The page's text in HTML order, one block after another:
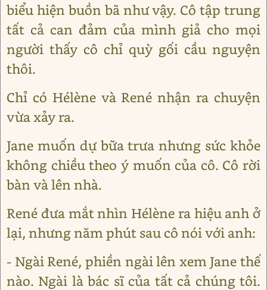
biểu hiện buồn bã như vậy. Cô tập trung
tất cả can đảm của mình giả cho mọi
người thấy cô chỉ quỳ gối cầu nguyện
thôi.
Chỉ có Hélène và René nhận ra chuyện
vừa xảy ra.
Jane muốn dự bữa trưa nhưng sức khỏe
không chiều theo ý muốn của cô. Cô rời
bàn và lên nhà.
René đưa mắt nhìn Hélène ra hiệu anh ở
lại, nhưng năm phút sau cô nói với anh:
- Ngài René, phiền ngài lên xem Jane thế
nào. Ngài là bác sĩ của tất cả chúng tôi.